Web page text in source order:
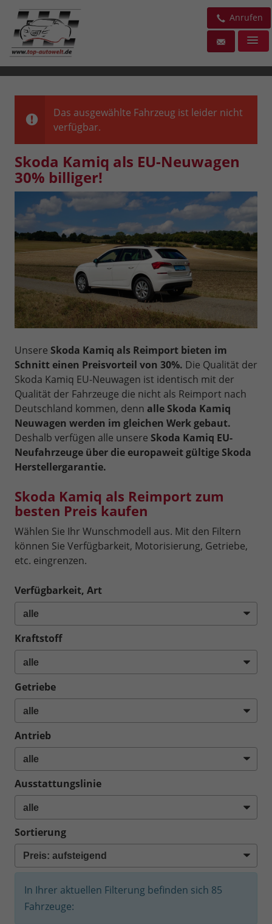
Anrufen
Das ausgewählte Fahrzeug ist leider nicht
verfügbar.
Skoda Kamiq als EU-Neuwagen
30% billiger!
Unsere Skoda Kamiq als Reimport bieten im
Schnitt einen Preisvorteil von 30%. Die Qualität der
Skoda Kamiq EU-Neuwagen ist identisch mit der
Qualität der Fahrzeuge die nicht als Reimport nach
Deutschland kommen, denn alle Skoda Kamiq
Neuwagen werden im gleichen Werk gebaut.
Deshalb verfügen alle unsere Skoda Kamiq EU-
Neufahrzeuge über die europaweit gültige Skoda
Herstellergarantie.
Skoda Kamiq als Reimport zum
besten Preis kaufen
Wählen Sie Ihr Wunschmodell aus. Mit den Filtern
können Sie Verfügbarkeit, Motorisierung, Getriebe,
etc. eingrenzen.
Verfügbarkeit, Art
Kraftstoff
Getriebe
Antrieb
Ausstattungslinie
Sortierung
In Ihrer aktuellen Filterung befinden sich 85
Fahrzeuge: